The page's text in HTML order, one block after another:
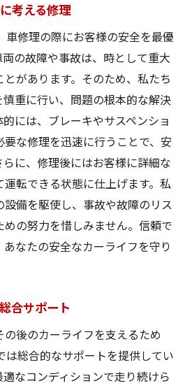
考える修理
車修理の際にお客様の安全を最優
の故障や事故は、時として重大
があります。そのため、私たち
重に行い、問題の根本的な解決
には、ブレーキやサスペンショ
要な修理を迅速に行うことで、安
に、修理後にはお客様に詳細な
転できる状態に仕上げます。私
設備を駆使し、事故や故障のリス
めの努力を惜しみません。信頼で
なたの安全なカーライフを守り
合サポート
後のカーライフを支えるため
は総合的なサポートを提供してい
なコンディションで走り続けら